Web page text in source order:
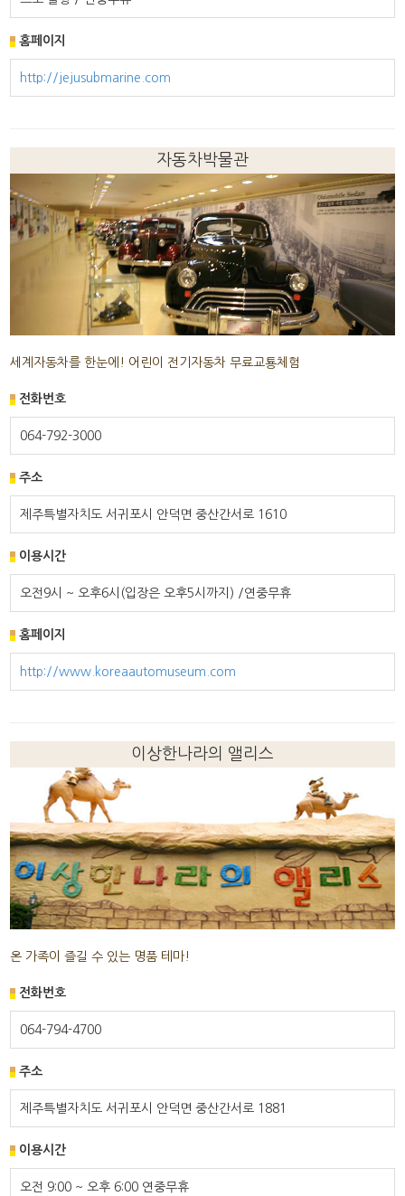
홈페이지
http://jejusubmarine.com
자동차박물관
세계자동차를 한눈에! 어린이 전기자동차 무료교툥체험
전화번호
064-792-3000
주소
제주특별자치도 서귀포시 안덕면 중산간서로 1610
이용시간
오전9시 ~ 오후6시(입장은 오후5시까지) /연중무휴
홈페이지
http://www.koreaautomuseum.com
이상한나라의 앨리스
온 가족이 즐길 수 있는 명품 테마!
전화번호
064-794-4700
주소
제주특별자치도 서귀포시 안덕면 중산간서로 1881
이용시간
오전 9:00 ~ 오후 6:00 연중무휴